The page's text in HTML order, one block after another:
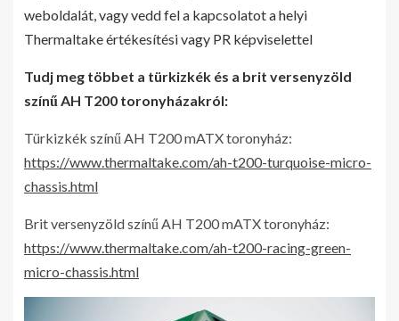
weboldalát, vagy vedd fel a kapcsolatot a helyi
Thermaltake értékesítési vagy PR képviselettel
Tudj meg többet a türkizkék és a brit versenyzöld
színű AH T200 toronyházakról:
Türkizkék színű AH T200 mATX toronyház:
https://www.thermaltake.com/ah-t200-turquoise-micro-
chassis.html
Brit versenyzöld színű AH T200 mATX toronyház:
https://www.thermaltake.com/ah-t200-racing-green-
micro-chassis.html